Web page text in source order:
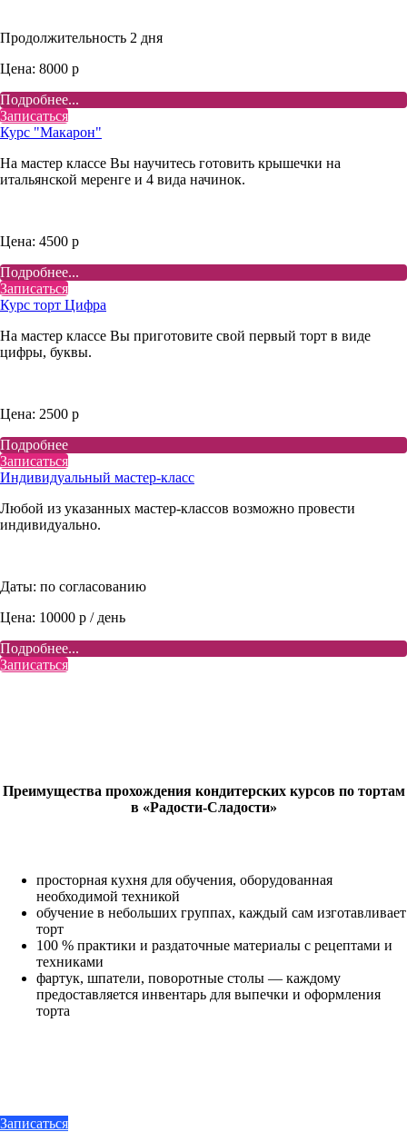
Продолжительность 2 дня
Цена: 8000 р
Подробнее...
Записаться
Курс "Макарон"
На мастер классе Вы научитесь готовить крышечки на
итальянской меренге и 4 вида начинок.
Цена: 4500 р
Подробнее...
Записаться
Курс торт Цифра
На мастер классе Вы приготовите свой первый торт в виде
цифры, буквы.
Цена: 2500 р
Подробнее
Записаться
Индивидуальный мастер-класс
Любой из указанных мастер-классов возможно провести
индивидуально.
Даты: по согласованию
Цена: 10000 р / день
Подробнее...
Записаться
Преимущества прохождения кондитерских курсов по тортам
в «Радости-Сладости»
просторная кухня для обучения, оборудованная
необходимой техникой
обучение в небольших группах, каждый сам изготавливает
торт
100 % практики и раздаточные материалы с рецептами и
техниками
фартук, шпатели, поворотные столы — каждому
предоставляется инвентарь для выпечки и оформления
торта
Записаться